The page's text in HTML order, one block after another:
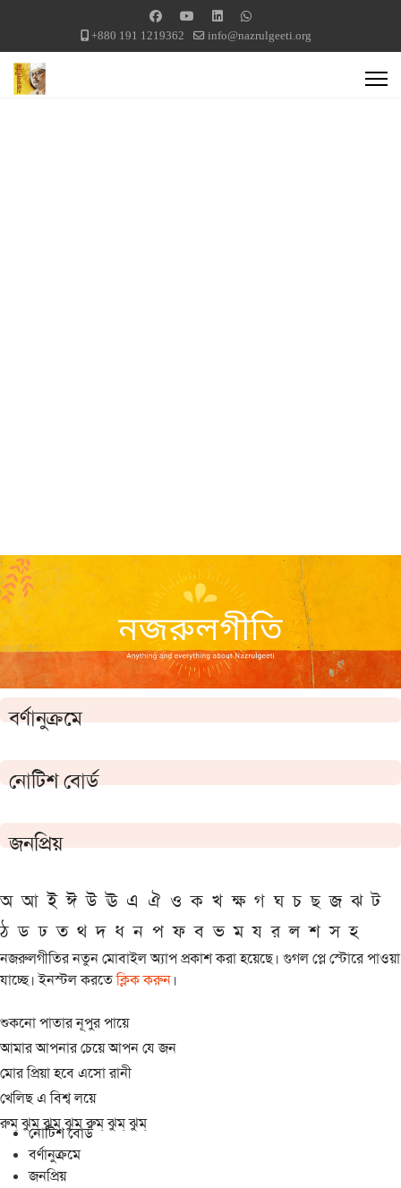
+880 191 1219362 info@nazrulgeeti.org
বর্ণানুক্রমে
নোটিশ বোর্ড
জনপ্রিয়
অ আ ই ঈ উ ঊ এ ঐ ও ক খ ক্ষ গ ঘ চ ছ জ ঝ ট
ঠ ড ঢ ত থ দ ধ ন প ফ ব ভ ম য র ল শ স হ
নজরুলগীতির নতুন মোবাইল অ্যাপ প্রকাশ করা হয়েছে। গুগল প্লে স্টোরে পাওয়া
যাচ্ছে। ইনস্টল করতেক্লিক করুন।
শুকনো পাতার নূপুর পায়ে
আমার আপনার চেয়ে আপন যে জন
মোর প্রিয়া হবে এসো রানী
খেলিছ এ বিশ্ব লয়ে
রুম্ ঝুম্ ঝুম্ ঝুম্ রুম্ ঝুম্ ঝুম্
নোটিশ বোর্ড
বর্ণানুক্রমে
জনপ্রিয়